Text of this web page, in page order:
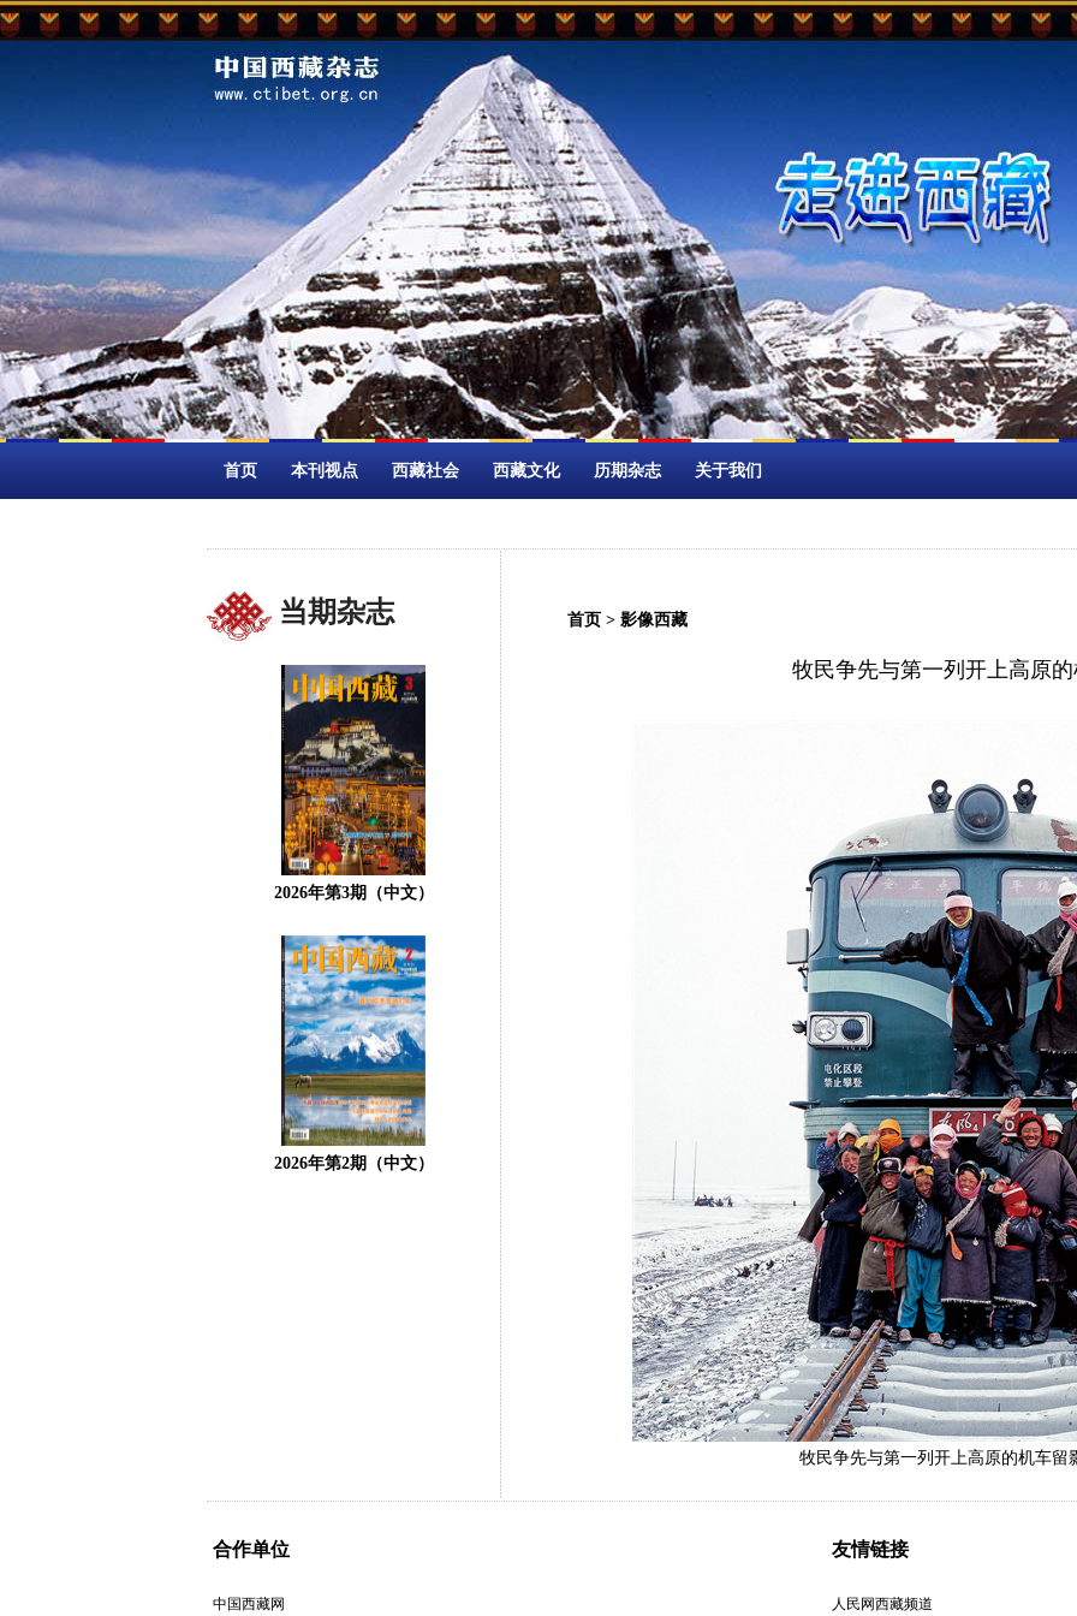
首页 本刊视点 西藏社会 西藏文化 历期杂志 关于我们
当期杂志
2026年第3期（中文）
2026年第2期（中文）
首页 > 影像西藏
牧民争先与第一列开上高原
牧民争先与第一列开上高原的机车留
合作单位
中国西藏网
友情链接
人民网西藏频道